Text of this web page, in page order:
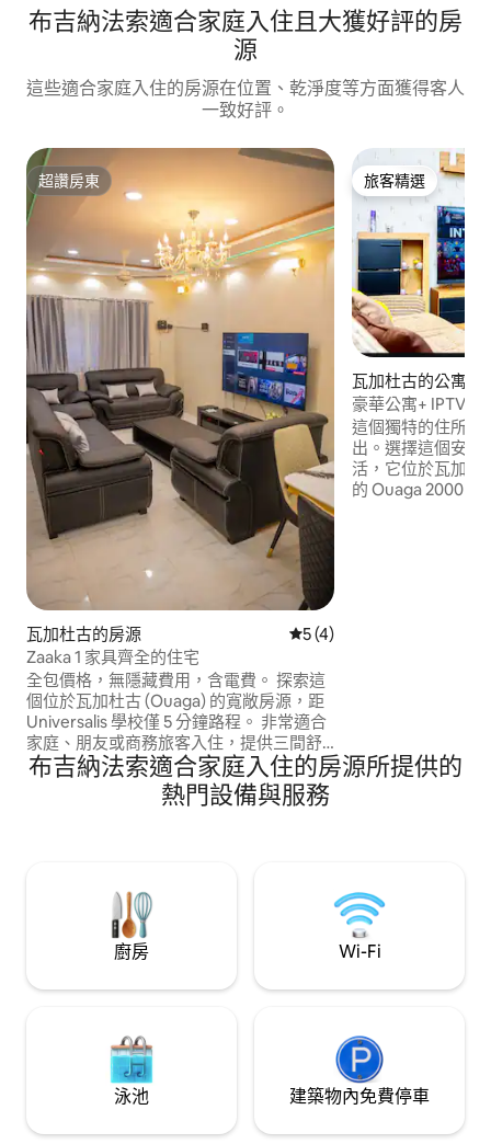
布吉納法索適合家庭入住且大獲好評的房
源
這些適合家庭入住的房源在位置、乾淨度等方面獲得客人
一致好評。
超讚房東
超讚房東
瓦加杜古的房源 從 4 則評價中獲得 5 的平
5 (4)
Zaaka 1 家具齊全的住宅
全包價格，無隱藏費用，含電費。 探索這
個位於瓦加杜古 (Ouaga) 的寬敞房源，距
Universalis 學校僅 5 分鐘路程。 非常適合
家庭、朋友或商務旅客入住，提供三間舒
適的臥室、配有 75 吋電視的客廳、景觀優
美的露臺，以及三間浴室。 享受寬敞的庭
院、高速 Wi-Fi、洗衣機、清潔服務和夜間
旅客精選
旅客精選
瓦加杜古的公寓
豪華公寓+ IPTV +
OUAGA2000
這個獨特的住所以
出。選擇這個安靜
活，它位於瓦加杜
的 Ouaga 2000 區
布吉納法索適合家庭入住的房源所提供的
熱門設備與服務
廚房 Wi-Fi
泳池 建築物內免費停車